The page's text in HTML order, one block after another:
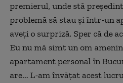
premierul, unde stă
problemă să stau şi într-un
aveţi o surpriză. Sper că de
Eu nu mă simt un om
apartament personal în
are... L-am învăţat acest